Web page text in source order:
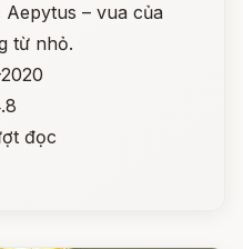
– vua của
từ nhỏ.
đọc